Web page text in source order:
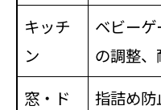
キッチ
ン
ベビー
の調整
窓・ド
指詰め防